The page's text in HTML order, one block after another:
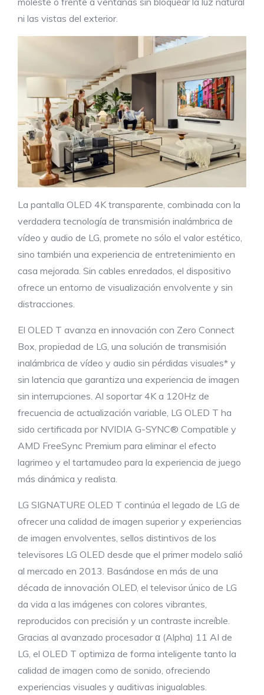
ni las vistas del exterior.
La pantalla OLED 4K transparente, combinada con la
verdadera tecnología de transmisión inalámbrica de
vídeo y audio de LG, promete no sólo el valor estético,
sino también una experiencia de entretenimiento en
casa mejorada. Sin cables enredados, el dispositivo
ofrece un entorno de visualización envolvente y sin
distracciones.
El OLED T avanza en innovación con Zero Connect
Box, propiedad de LG, una solución de transmisión
inalámbrica de vídeo y audio sin pérdidas visuales* y
sin latencia que garantiza una experiencia de imagen
sin interrupciones. Al soportar 4K a 120Hz de
frecuencia de actualización variable, LG OLED T ha
sido certificada por NVIDIA G-SYNC® Compatible y
AMD FreeSync Premium para eliminar el efecto
lagrimeo y el tartamudeo para la experiencia de juego
más dinámica y realista.
LG SIGNATURE OLED T continúa el legado de LG de
ofrecer una calidad de imagen superior y experiencias
de imagen envolventes, sellos distintivos de los
televisores LG OLED desde que el primer modelo salió
al mercado en 2013. Basándose en más de una
década de innovación OLED, el televisor único de LG
da vida a las imágenes con colores vibrantes,
reproducidos con precisión y un contraste increíble.
Gracias al avanzado procesador α (Alpha) 11 AI de
LG, el OLED T optimiza de forma inteligente tanto la
calidad de imagen como de sonido, ofreciendo
experiencias visuales y auditivas inigualables.